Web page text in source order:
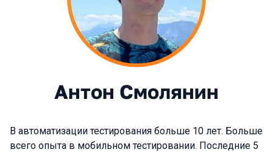
Антон Смолянин
В автоматизации тестирования больше 10 лет. Больше
всего опыта в мобильном тестировании. Последние 5